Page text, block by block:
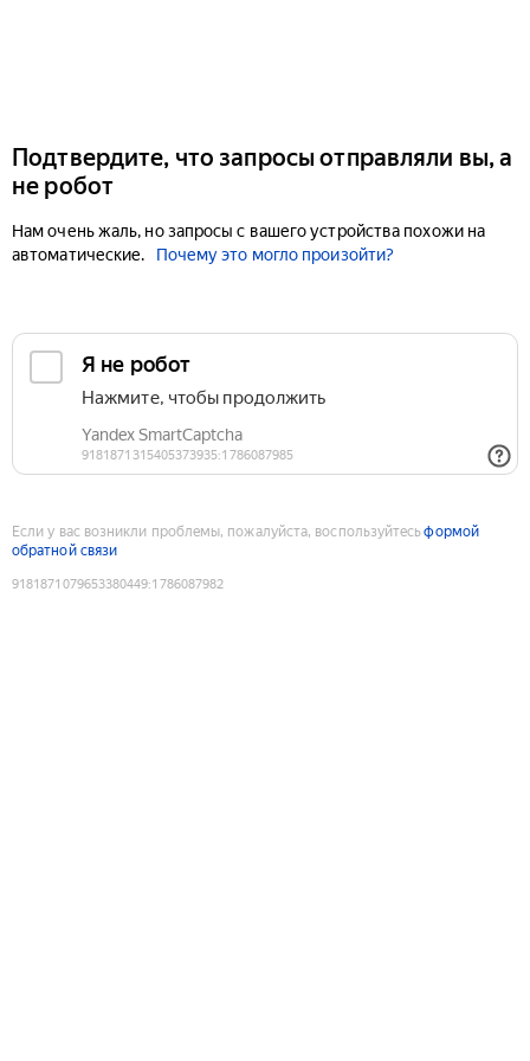
Подтвердите, что запросы отправляли вы, а
не робот
Нам очень жаль, но запросы с вашего устройства похожи на
автоматические.
Почему это могло произойти?
Если у вас возникли проблемы, пожалуйста, воспользуйтесьформой
обратной связи
9181871079653380449:1786087982